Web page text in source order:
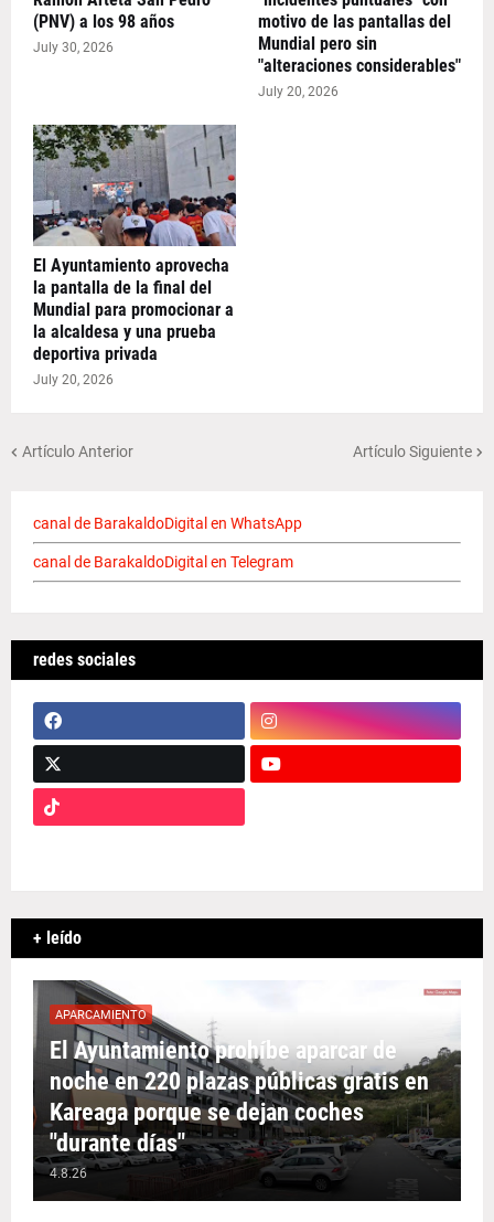
(PNV) a los 98 años
July 30, 2026
motivo de las pantallas del
Mundial pero sin
"alteraciones considerables"
July 20, 2026
El Ayuntamiento aprovecha
la pantalla de la final del
Mundial para promocionar a
la alcaldesa y una prueba
deportiva privada
July 20, 2026
Artículo Anterior Artículo Siguiente
canal de BarakaldoDigital en WhatsApp
canal de BarakaldoDigital en Telegram
redes sociales
+ leído
APARCAMIENTO
El Ayuntamiento prohíbe aparcar de
noche en 220 plazas públicas gratis en
Kareaga porque se dejan coches
"durante días"
4.8.26